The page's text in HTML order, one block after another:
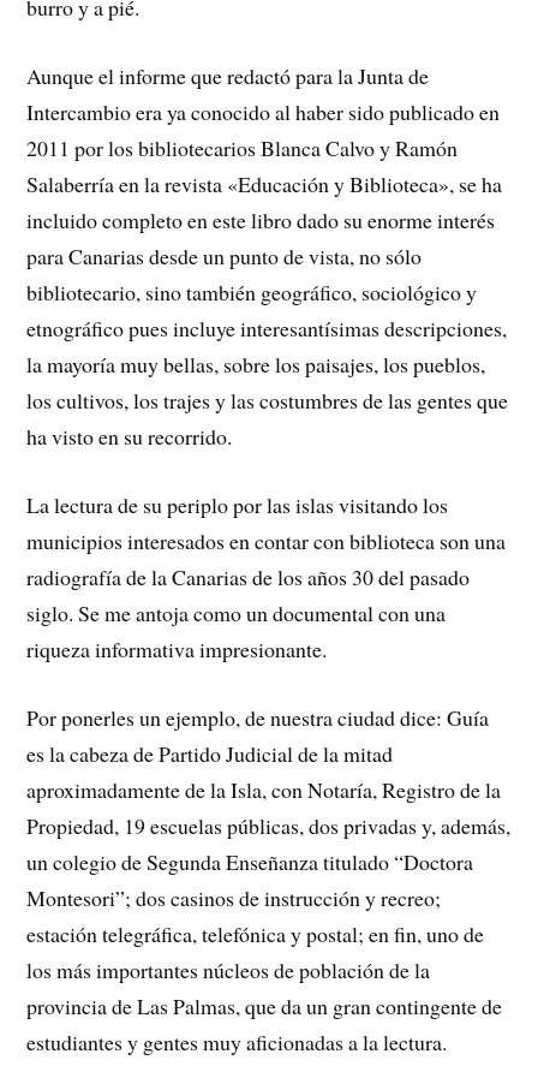
burro y a pié.
Aunque el informe que redactó para la Junta de
Intercambio era ya conocido al haber sido publicado en
2011 por los bibliotecarios Blanca Calvo y Ramón
Salaberría en la revista «Educación y Biblioteca», se ha
incluido completo en este libro dado su enorme interés
para Canarias desde un punto de vista, no sólo
bibliotecario, sino también geográfico, sociológico y
etnográfico pues incluye interesantísimas descripciones,
la mayoría muy bellas, sobre los paisajes, los pueblos,
los cultivos, los trajes y las costumbres de las gentes que
ha visto en su recorrido.
La lectura de su periplo por las islas visitando los
municipios interesados en contar con biblioteca son una
radiografía de la Canarias de los años 30 del pasado
siglo. Se me antoja como un documental con una
riqueza informativa impresionante.
Por ponerles un ejemplo, de nuestra ciudad dice: Guía
es la cabeza de Partido Judicial de la mitad
aproximadamente de la Isla, con Notaría, Registro de la
Propiedad, 19 escuelas públicas, dos privadas y, además,
un colegio de Segunda Enseñanza titulado “Doctora
Montesori”; dos casinos de instrucción y recreo;
estación telegráfica, telefónica y postal; en fin, uno de
los más importantes núcleos de población de la
provincia de Las Palmas, que da un gran contingente de
estudiantes y gentes muy aficionadas a la lectura.